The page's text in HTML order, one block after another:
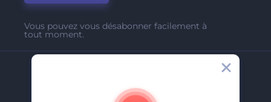
Vous pouvez vous désabonner facilement à
tout moment.
A Propos De Nous